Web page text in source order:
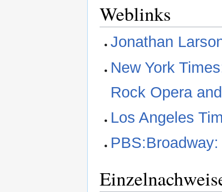
Weblinks
Jonathan
New York
Rock Opera
Los Angeles